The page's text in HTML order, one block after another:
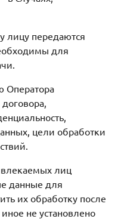
лицу передаются
для
Оператора
цели обработки
лиц
данные для
их обработку после
не установлено